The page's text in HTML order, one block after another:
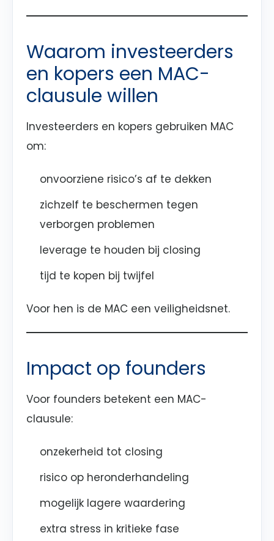
Waarom investeerders
en kopers een MAC-
clausule willen
Investeerders en kopers gebruiken MAC
om:
onvoorziene risico’s af te dekken
zichzelf te beschermen tegen
verborgen problemen
leverage te houden bij closing
tijd te kopen bij twijfel
Voor hen is de MAC een veiligheidsnet.
Impact op founders
Voor founders betekent een MAC-
clausule:
onzekerheid tot closing
risico op heronderhandeling
mogelijk lagere waardering
extra stress in kritieke fase